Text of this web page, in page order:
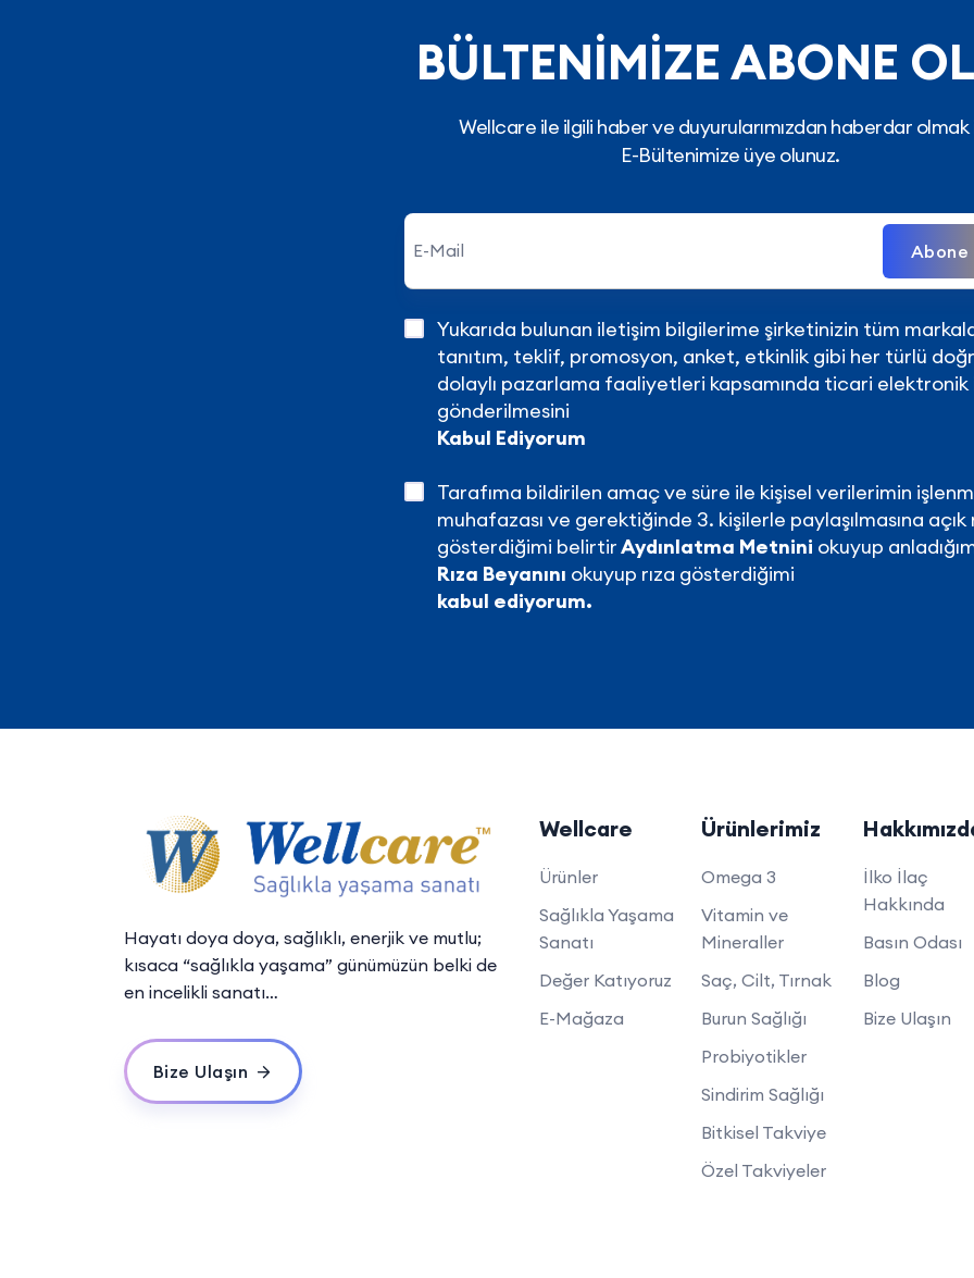
BÜLTENİMİZE ABONE
Wellcare ile ilgili haber ve duyurularımızdan haberdar olmak
E-Bültenimize üye olunuz.
Abone
Yukarıda bulunan iletişim bilgilerime şirketinizin tüm
tanıtım, teklif, promosyon, anket, etkinlik gibi her türlü
dolaylı pazarlama faaliyetleri kapsamında ticari elektronik
gönderilmesini
Kabul Ediyorum
Tarafıma bildirilen amaç ve süre ile kişisel verilerimin
muhafazası ve gerektiğinde 3. kişilerle paylaşılmasına açık
gösterdiğimi belirtirAydınlatma Metnini okuyup
Rıza Beyanını okuyup rıza gösterdiğimi
kabul ediyorum.
Hayatı doya doya, sağlıklı, enerjik ve mutlu;
kısaca “sağlıkla yaşama” günümüzün belki de
en incelikli sanatı…
Bize Ulaşın
Wellcare
Ürünler
Sağlıkla Yaşama
Sanatı
Değer Katıyoruz
E-Mağaza
Ürünlerimiz
Omega 3
Vitamin ve
Mineraller
Saç, Cilt, Tırnak
Burun Sağlığı
Probiyotikler
Sindirim Sağlığı
Bitkisel Takviye
Özel Takviyeler
İlko İlaç
Hakkında
Basın Odası
Blog
Bize Ulaşın